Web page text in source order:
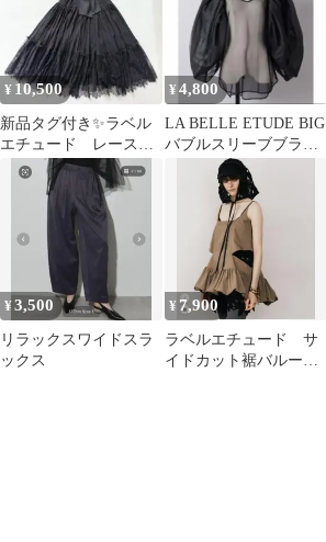
¥ 10,500
新品タグ付き✨ラベル
エチュード レース切
替ドレスワンピース
リボン Aライン
¥ 4,800
LA BELLE ETUDE BIG
バブルスリーブブラウ
ス(パフスリー
¥3,500
リラックスワイドスラ
ックス
¥ 7,900
ラベルエチュード サ
イドカット裾バルーン